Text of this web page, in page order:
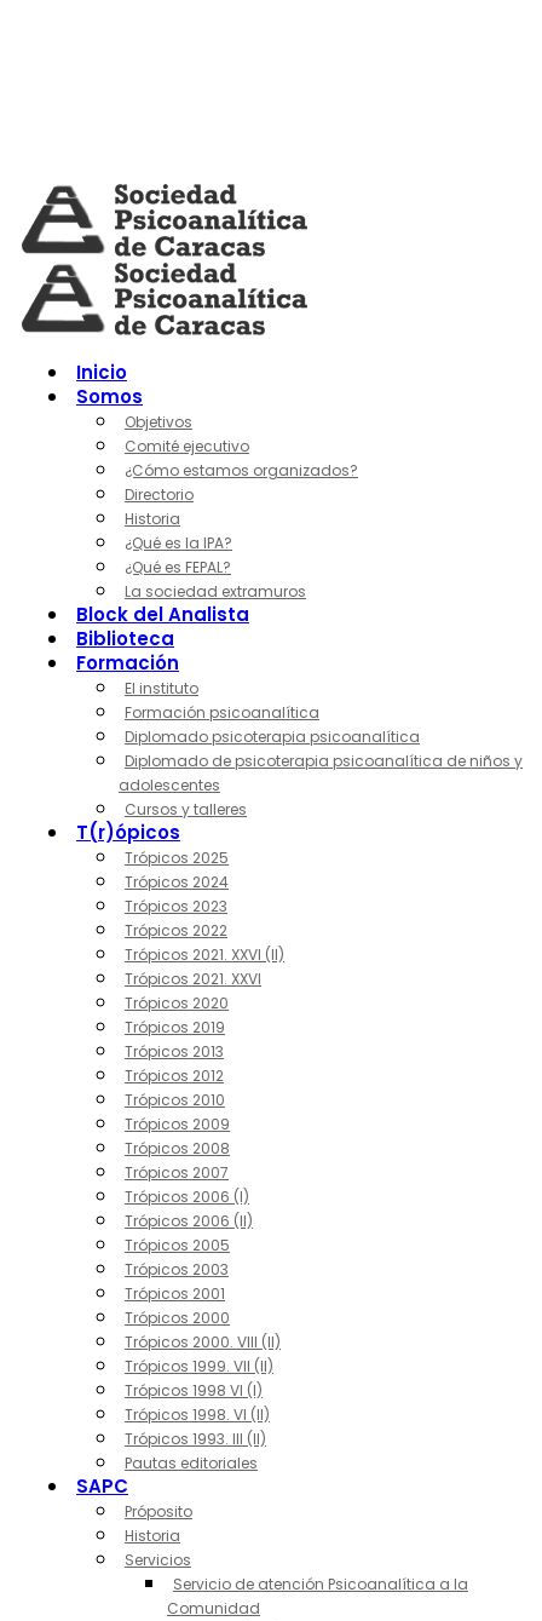
Inicio
Somos
Objetivos
Comité ejecutivo
¿Cómo estamos organizados?
Directorio
Historia
¿Qué es la IPA?
¿Qué es FEPAL?
La sociedad extramuros
Block del Analista
Biblioteca
Formación
El instituto
Formación psicoanalítica
Diplomado psicoterapia psicoanalítica
Diplomado de psicoterapia psicoanalítica de niños y
adolescentes
Cursos y talleres
T(r)ópicos
Trópicos 2025
Trópicos 2024
Trópicos 2023
Trópicos 2022
Trópicos 2021. XXVI (II)
Trópicos 2021. XXVI
Trópicos 2020
Trópicos 2019
Trópicos 2013
Trópicos 2012
Trópicos 2010
Trópicos 2009
Trópicos 2008
Trópicos 2007
Trópicos 2006 (I)
Trópicos 2006 (II)
Trópicos 2005
Trópicos 2003
Trópicos 2001
Trópicos 2000
Trópicos 2000. VIII (II)
Trópicos 1999. VII (II)
Trópicos 1998 VI (I)
Trópicos 1998. VI (II)
Trópicos 1993. III (II)
Pautas editoriales
SAPC
Próposito
Historia
Servicios
Servicio de atención Psicoanalítica a la
Comunidad